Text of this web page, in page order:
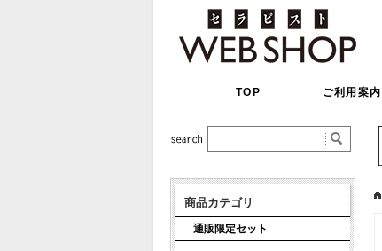
TOP ご利用案内
商品カテゴリ
通販限定セット